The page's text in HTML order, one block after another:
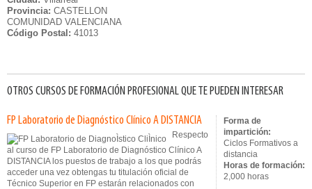
Provincia: CASTELLON
COMUNIDAD VALENCIANA
Código Postal: 41013
OTROS CURSOS DE FORMACIÓN PROFESIONAL QUE TE PUEDEN INTERESAR
FP Laboratorio de Diagnóstico Clínico A DISTANCIA
Respecto
al curso de FP Laboratorio de Diagnóstico Clínico A
DISTANCIA los puestos de trabajo a los que podrás
acceder una vez obtengas tu titulación oficial de
Técnico Superior en FP estarán relacionados con
Forma de
impartición:
Ciclos Formativos a
distancia
Horas de formación:
2,000 horas